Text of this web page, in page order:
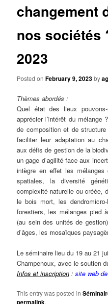
changement
nos sociétés
2023
Posted onFebruary 9, 2023by
Thèmes abordés :
Quel état des lieux
apprécier l’intérêt du
de composition et de
faciliter leur adaptation au
aux défis de gestion de la
un gage d’agilité face aux
intègre en effet les mélanges
spatiales, la diversité
complexité naturelle ou créée,
le bois mort, les
forestiers, les mélanges pied
(au sein des unités de
d’âges, les mosaïques
Le séminaire lieu du 19 au 21
Champenoux, avec le soutien
Infos et inscription :site web
This entry was posted in
permalink.